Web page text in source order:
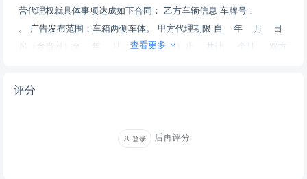
营代理权就具体事项达成如下合同： 乙方车辆信息 车牌号：
。 广告发布范围：车箱两侧车体。 甲方代理期限 自 年 月 日
起（含当日）至 年 月 日（含当日）止 ，共计 个月 。 双方
及时更新。 车体广告的广告内容和制作发布、车辆行驶证与登记证的
方。 乙方在与甲方的合同期限内，必须确保与甲方合作的唯一性，不
查看更多
评分
登录 后再评分